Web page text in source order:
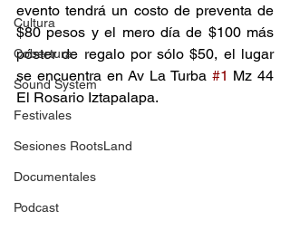
Cultura
Cobertura
Sound System
Festivales
Sesiones RootsLand
Documentales
Podcast
evento tendrá un costo de preventa de
$80 pesos y el mero día de $100 más
póster de regalo por sólo $50, el lugar
se encuentra en Av La Turba #1 Mz 44
El Rosario Iztapalapa.